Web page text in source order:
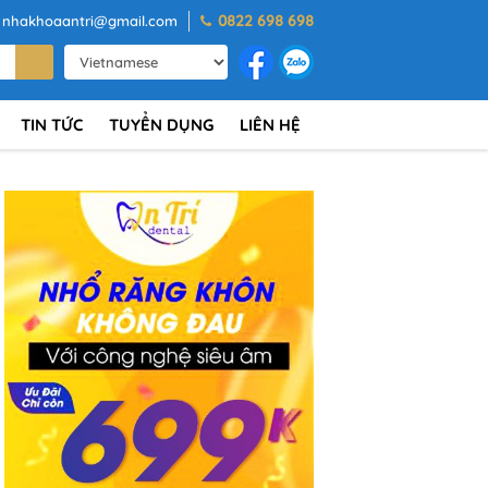
nhakhoaantri@gmail.com 0822 698 698
TIN TỨC TUYỂN DỤNG LIÊN HỆ